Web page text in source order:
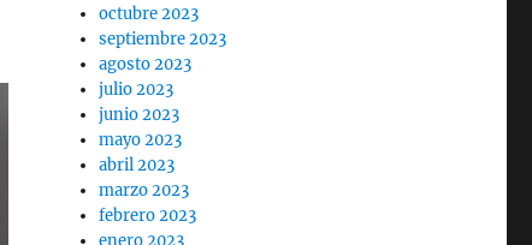
octubre 2023
septiembre 2023
agosto 2023
julio 2023
junio 2023
mayo 2023
abril 2023
marzo 2023
febrero 2023
enero 2023